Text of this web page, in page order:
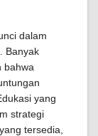
dalam
. Banyak
bahwa
yang
strategi
tersedia,